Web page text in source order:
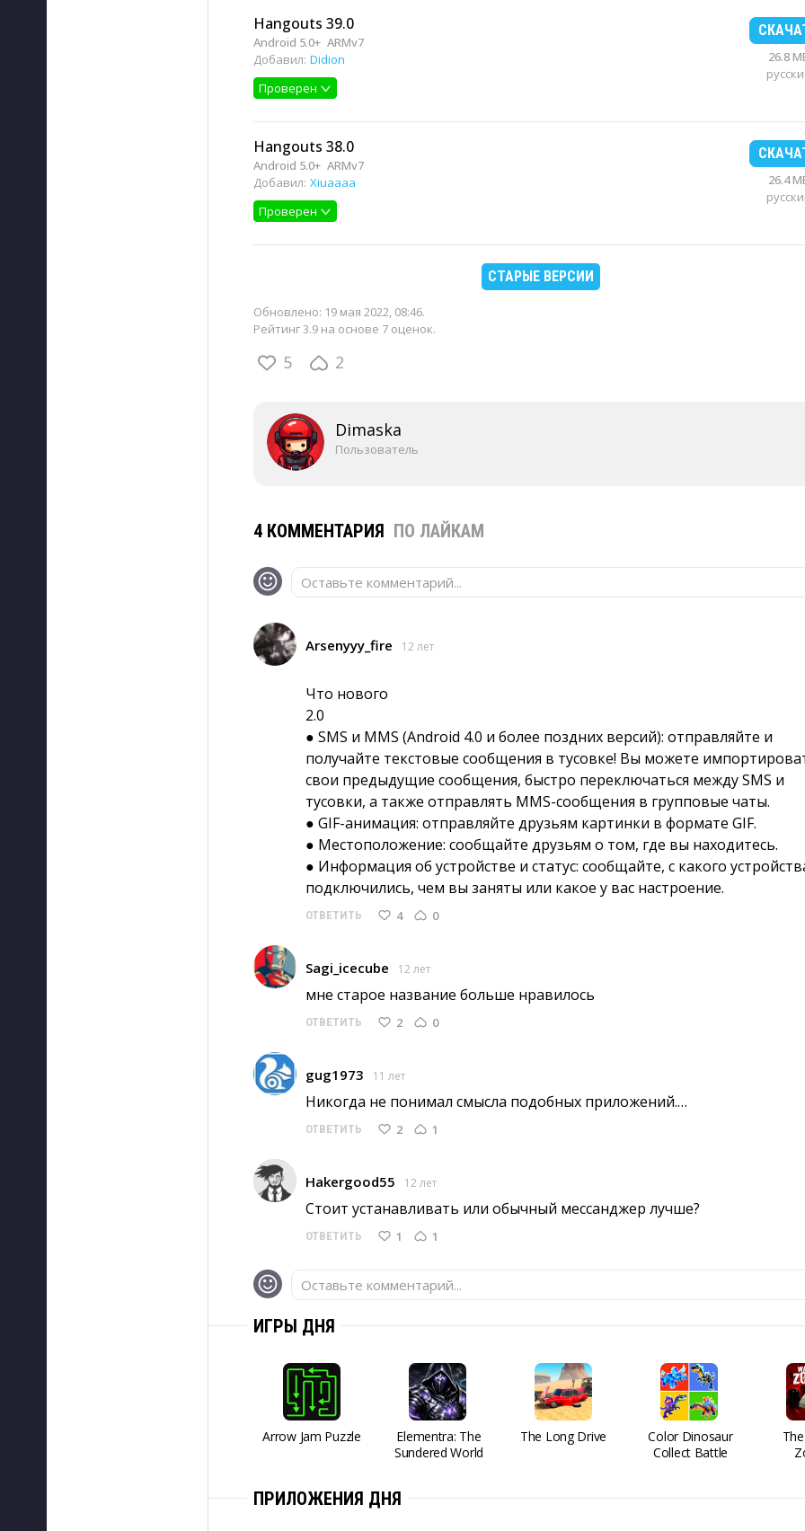
Hangouts 39.0
Android 5.0+ ARMv7
Добавил: Didion
Проверен
26.8
Hangouts 38.0
Android 5.0+ ARMv7
Добавил: Xiuaaaa
Проверен
26.4
СТАРЫЕ ВЕРСИИ
Обновлено: 19 мая 2022, 08:46.
Рейтинг 3.9 на основе 7 оценок.
5 2
Dimaska
Пользователь
4 КОММЕНТАРИЯ ПО ЛАЙКАМ
Оставьте комментарий...
Arsenyyy_fire 12 лет
Что нового
2.0
● SMS и MMS (Android 4.0 и более поздних версий): отправляйте и
получайте текстовые сообщения в тусовке! Вы можете
свои предыдущие сообщения, быстро переключаться между SMS и
тусовки, а также отправлять MMS-сообщения в групповые чаты.
● GIF-анимация: отправляйте друзьям картинки в формате GIF.
● Местоположение: сообщайте друзьям о том, где вы находитесь.
● Информация об устройстве и статус: сообщайте, с какого
подключились, чем вы заняты или какое у вас настроение.
ОТВЕТИТЬ 4 0
Sagi_icecube 12 лет
мне старое название больше нравилось
ОТВЕТИТЬ 2 0
gug1973 11 лет
Никогда не понимал смысла подобных приложений.…
ОТВЕТИТЬ 2 1
Hakergood55 12 лет
Стоит устанавливать или обычный мессанджер лучше?
ОТВЕТИТЬ 1 1
Оставьте комментарий...
ИГРЫ ДНЯ
Arrow Jam Puzzle
Elementra: The
Sundered World
The Long Drive
Color Dinosaur
Collect Battle
ПРИЛОЖЕНИЯ ДНЯ